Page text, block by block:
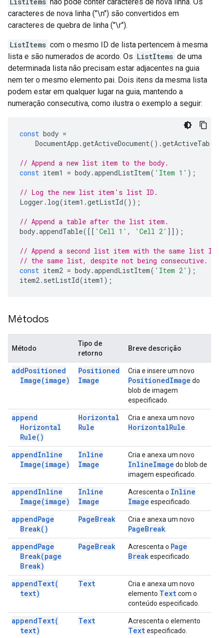
caracteres de nova linha ("\n") são convertidos em
caracteres de quebra de linha ("\r").
ListItems com o mesmo ID de lista pertencem à mesma
lista e são numerados de acordo. Os ListItems de uma
determinada lista não precisam estar adjacentes na guia
nem ter o mesmo elemento pai. Dois itens da mesma lista
podem estar em qualquer lugar na guia, mantendo a
numeração consecutiva, como ilustra o exemplo a seguir:
const body =
DocumentApp .getActiveDocument().getActiveTab
// Append a new list item to the body.
const item1 = body.appendListItem( 'Item 1' );
// Log the new list item's list ID.
Logger . log(item1 .getListId());
// Append a table after the list item.
body.appendTable([[ 'Cell 1' , 'Cell 2' ]]);
// Append a second list item with the same list
// the same list, despite not being consecutive.
const item2 = body.appendListItem( 'Item 2' );
item2. setListId(item1 );
Métodos
Método
Tipo de
retorno
Breve descrição
addPositioned
Image(image)
Positioned
Image
Cria e insere um novo
PositionedImage do
blob de imagem
especificado.
append
Horizontal
Rule( )
Horizontal
Rule
Cria e anexa um novo
HorizontalRule
appendInline
Image(image)
Inline
Image
Cria e anexa um novo
InlineImage do blob de
imagem especificado.
appendInline
Image(image)
Inline
Image
Acrescenta o Inline
Image especificado.
appendPage
Break( )
PageBreak Cria e anexa um novo
PageBreak
appendPage
Break(page
Break)
PageBreak Acrescenta o Page
Breakespecificado.
appendText(
text)
Text
Cria e anexa um novo
elemento Textcom o
conteúdo especificado.
appendText(
text)
Text Acrescenta o elemento
Textespecificado.